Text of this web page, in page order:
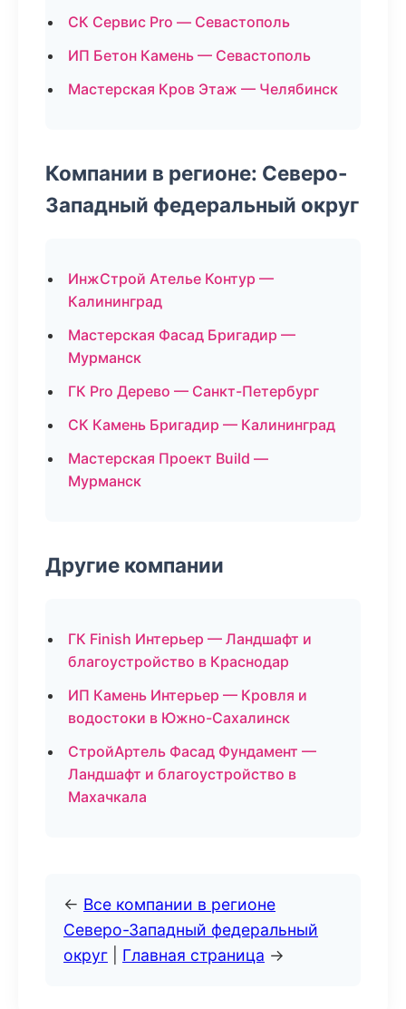
СК Сервис Pro — Севастополь
ИП Бетон Камень — Севастополь
Мастерская Кров Этаж — Челябинск
Компании в регионе: Северо-
Западный федеральный округ
ИнжСтрой Ателье Контур —
Калининград
Мастерская Фасад Бригадир —
Мурманск
ГК Pro Дерево — Санкт-Петербург
СК Камень Бригадир — Калининград
Мастерская Проект Build —
Мурманск
Другие компании
ГК Finish Интерьер — Ландшафт и
благоустройство в Краснодар
ИП Камень Интерьер — Кровля и
водостоки в Южно-Сахалинск
СтройАртель Фасад Фундамент —
Ландшафт и благоустройство в
Махачкала
← Все компании в регионе
Северо-Западный федеральный
округ
Главная страница →